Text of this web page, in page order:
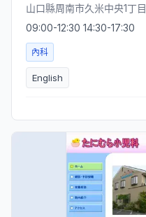
山口縣周南市久米中央1丁目
09:00-12:30 14:30-17:30
內科
English